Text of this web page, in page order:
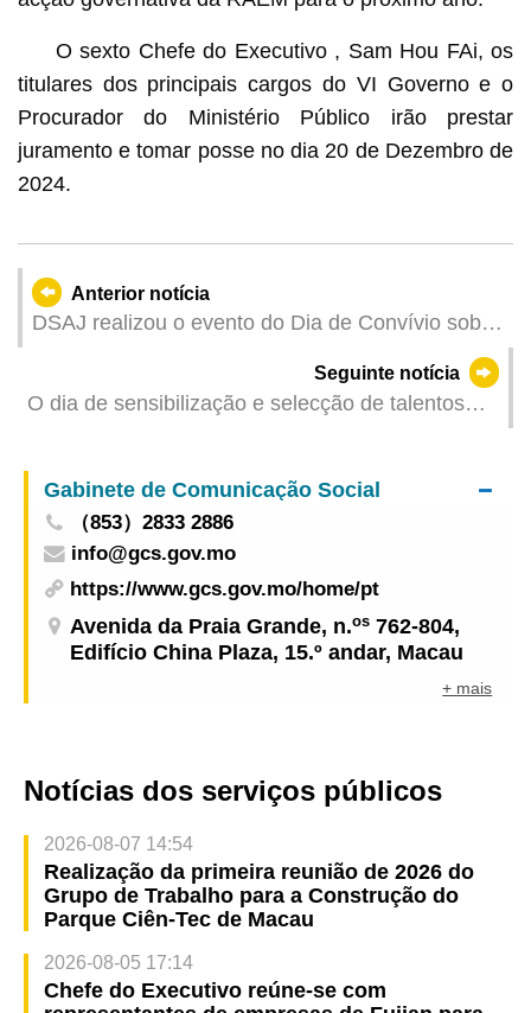
O sexto Chefe do Executivo , Sam Hou FAi, os
titulares dos principais cargos do VI Governo e o
Procurador do Ministério Público irão prestar
juramento e tomar posse no dia 20 de Dezembro de
2024.
Anterior notícia
DSAJ realizou o evento do Dia de Convívio sobre
República Popular da China e eu” Promoção do
espírito da Constituição
Seguinte notícia
O dia de sensibilização e selecção de talentos
2025 realizou-se hoje
Gabinete de Comunicação Social
（853）2833 2886
info@gcs.gov.mo
https://www.gcs.gov.mo/home/pt
Avenida da Praia Grande, n.os 762-804,
Edifício China Plaza, 15.º andar, Macau
+ mais
Notícias dos serviços públicos
2026-08-07 14:54
Realização da primeira reunião de 2026 do
Grupo de Trabalho para a Construção do
Parque Ciên-Tec de Macau
2026-08-05 17:14
Chefe do Executivo reúne-se com